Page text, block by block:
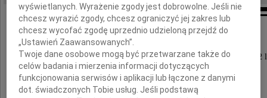
zmarłego 22 października 2023 roku w wieku 62
wyświetlanych. Wyrażenie zgody jest dobrowolne. Jeśli nie
chcesz wyrazić zgody, chcesz ograniczyć jej zakres lub
chcesz wycofać zgodę uprzednio udzieloną przejdź do
„Ustawień Zaawansowanych”.
Twoje dane osobowe mogą być przetwarzane także do
celów badania i mierzenia informacji dotyczących
funkcjonowania serwisów i aplikacji lub łączone z danymi
dot. świadczonych Tobie usług. Jeśli podstawą